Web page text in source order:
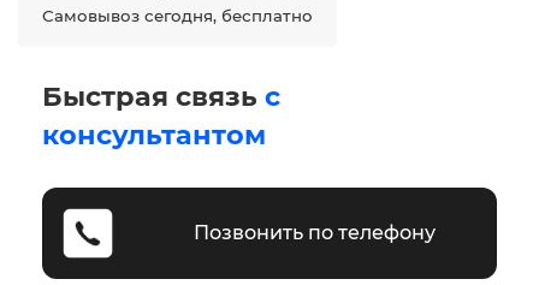
Самовывоз сегодня, бесплатно
Быстрая связь с
консультантом
Позвонить по телефону